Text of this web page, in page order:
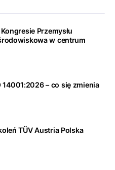
Przemysłu
w centrum
– co się zmienia
TÜV Austria Polska